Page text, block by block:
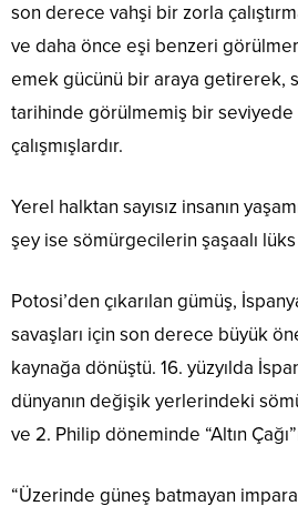
son derece vahşi bir zorla
ve daha önce eşi benzeri
emek gücünü bir araya getirerek,
tarihinde görülmemiş bir seviyede
çalışmışlardır.
Yerel halktan sayısız insanın
şey ise sömürgecilerin şaşaalı lüks
Potosi’den çıkarılan gümüş,
savaşları için son derece büyük
kaynağa dönüştü. 16. yüzyılda
dünyanın değişik yerlerindeki
ve 2. Philip döneminde “Altın
“Üzerinde güneş batmayan